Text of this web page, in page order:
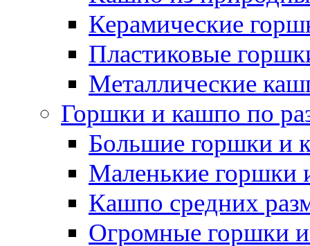
Керамические
Пластиковые
Металлические
Горшки и кашпо по
Большие горшки и
Маленькие горшки
Кашпо средних
Огромные горшки